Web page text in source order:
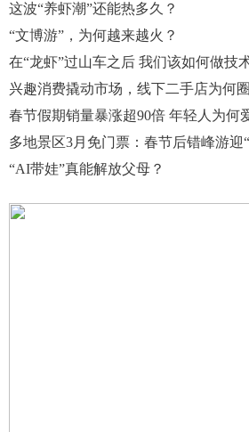
这波“养虾潮”还能热多久？
“文博游”，为何越来越火？
在“龙虾”过山车之后 我们该如何做技
兴趣消费撬动市场，线下二手店为何
春节假期销量暴涨超90倍 年轻人为何
“AI带娃”真能解放父母？